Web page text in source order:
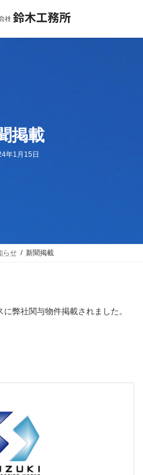
掲載
年1月15日
らせ 新聞掲載
弊社関与物件掲載されました。